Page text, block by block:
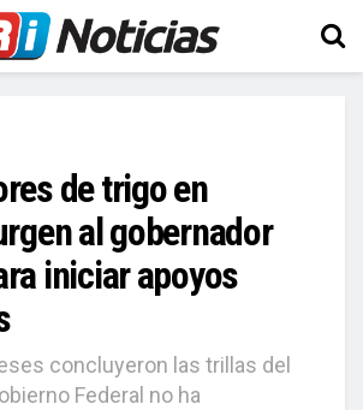
de trigo en
al gobernador
iniciar apoyos
concluyeron las trillas del
Federal no ha